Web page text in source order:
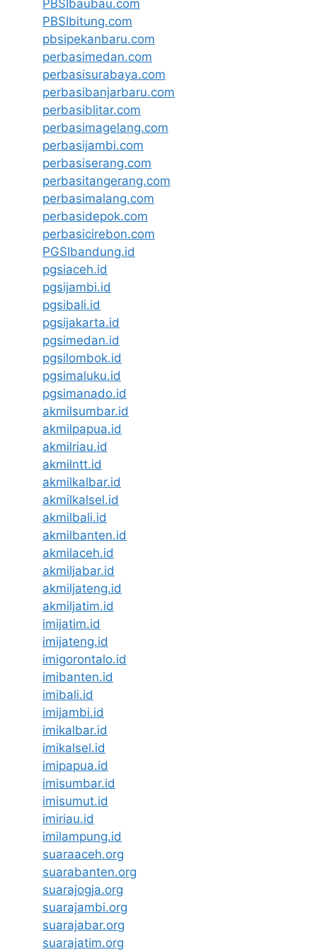
PBSIbaubau.com
PBSIbitung.com
pbsipekanbaru.com
perbasimedan.com
perbasisurabaya.com
perbasibanjarbaru.com
perbasiblitar.com
perbasimagelang.com
perbasijambi.com
perbasiserang.com
perbasitangerang.com
perbasimalang.com
perbasidepok.com
perbasicirebon.com
PGSIbandung.id
pgsiaceh.id
pgsijambi.id
pgsibali.id
pgsijakarta.id
pgsimedan.id
pgsilombok.id
pgsimaluku.id
pgsimanado.id
akmilsumbar.id
akmilpapua.id
akmilriau.id
akmilntt.id
akmilkalbar.id
akmilkalsel.id
akmilbali.id
akmilbanten.id
akmilaceh.id
akmiljabar.id
akmiljateng.id
akmiljatim.id
imijatim.id
imijateng.id
imigorontalo.id
imibanten.id
imibali.id
imijambi.id
imikalbar.id
imikalsel.id
imipapua.id
imisumbar.id
imisumut.id
imiriau.id
imilampung.id
suaraaceh.org
suarabanten.org
suarajogja.org
suarajambi.org
suarajabar.org
suarajatim.org